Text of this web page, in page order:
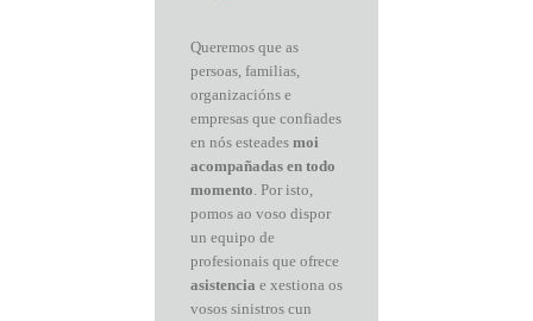
Queremos que as
persoas, familias,
organizacións e
empresas que confiades
en nós esteadesmoi
acompañadas en todo
momento . Por isto,
pomos ao voso dispor
un equipo de
profesionais que ofrece
asistencia e xestiona os
vosos sinistros cun